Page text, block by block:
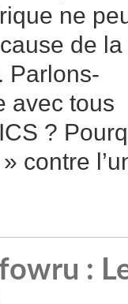
ne
de la
Parlons-
avec tous
?
contre
: